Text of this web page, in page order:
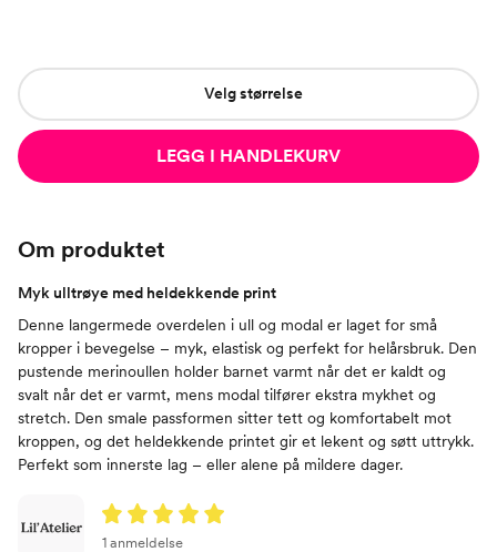
Velg størrelse
LEGG I HANDLEKURV
Om produktet
Myk ulltrøye med heldekkende print
Denne langermede overdelen i ull og modal er laget for små
kropper i bevegelse – myk, elastisk og perfekt for helårsbruk. Den
pustende merinoullen holder barnet varmt når det er kaldt og
svalt når det er varmt, mens modal tilfører ekstra mykhet og
stretch. Den smale passformen sitter tett og komfortabelt mot
kroppen, og det heldekkende printet gir et lekent og søtt uttrykk.
Perfekt som innerste lag – eller alene på mildere dager.
1 anmeldelse